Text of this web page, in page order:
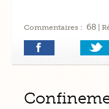
Commentaires : 68|